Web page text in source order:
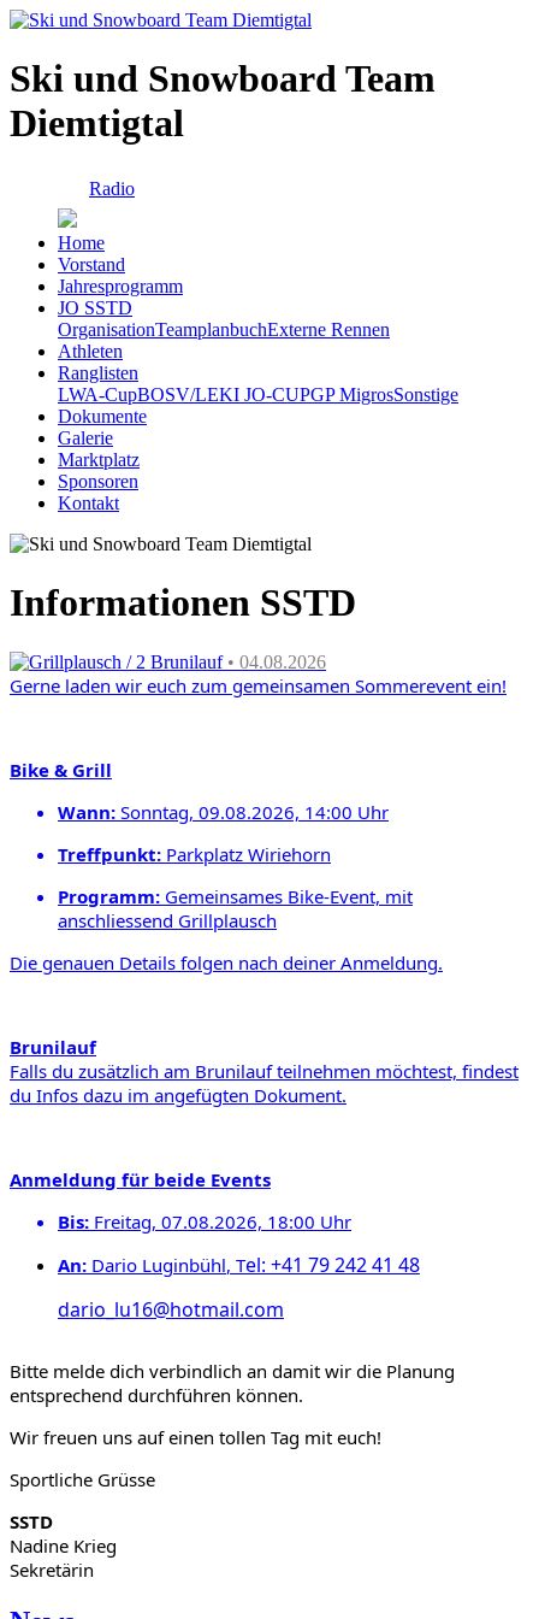
Ski und Snowboard Team
Diemtigtal
Radio
Home
Vorstand
Jahresprogramm
JO SSTD
OrganisationTeamplanbuchExterne Rennen
Athleten
Ranglisten
LWA-CupBOSV/LEKI JO-CUPGP MigrosSonstige
Dokumente
Galerie
Marktplatz
Sponsoren
Kontakt
Informationen SSTD
Grillplausch / 2 Brunilauf• 04.08.2026
Gerne laden wir euch zum gemeinsamen Sommerevent ein!
Bike & Grill
Wann: Sonntag, 09.08.2026, 14:00 Uhr
Treffpunkt: Parkplatz Wiriehorn
Programm: Gemeinsames Bike-Event, mit
anschliessend Grillplausch
Die genauen Details folgen nach deiner Anmeldung.
Brunilauf
Falls du zusätzlich am Brunilauf teilnehmen möchtest, findest
du Infos dazu im angefügten Dokument.
Anmeldung für beide Events
Bis: Freitag, 07.08.2026, 18:00 Uhr
An: Dario Luginbühl, Tel: +41 79 242 41 48
dario_lu16@hotmail.com
Bitte melde dich verbindlich an damit wir die Planung
entsprechend durchführen können.
Wir freuen uns auf einen tollen Tag mit euch!
Sportliche Grüsse
SSTD
Nadine Krieg
Sekretärin